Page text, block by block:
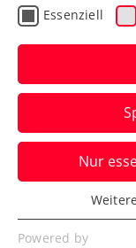
Bad
125 Plätze
Günter-
ATP-125-
Verfasst von:
Essenziell
Nur
Essenziell
Essenzielle
Powered by